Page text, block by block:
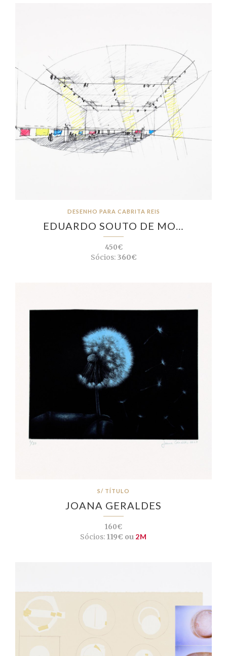
DESENHO PARA CABRITA REIS
EDUARDO SOUTO DE MO…
450€
Sócios:360€
S/ TÍTULO
JOANA GERALDES
160€
Sócios: 119€ ou 2M